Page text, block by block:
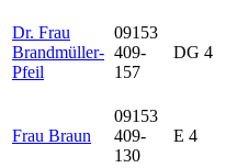
Dr. Frau
Brandmüller-
Pfeil
09153
409-
157
DG 4
Frau Braun
09153
409-
130
E 4